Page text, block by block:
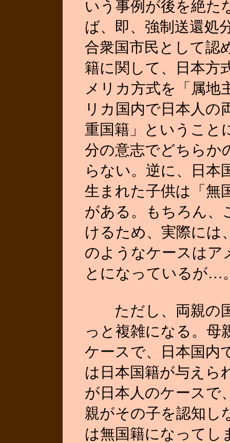
いう事例が後を絶た
ば、即、強制送還処
合衆国市民として認
籍に関して、日本方
メリカ方式を「属地
リカ国内で日本人の
重国籍」ということ
分の意志でどちらか
らない。逆に、日本
生まれた子供は「無
がある。もちろん、
けるため、実際には
のようなケースはア
とになっているが…
ただし、両親の国
っと複雑になる。母
ケースで、日本国内
は日本国籍が与えら
が日本人のケースで
親がその子を認知し
は無国籍になってし